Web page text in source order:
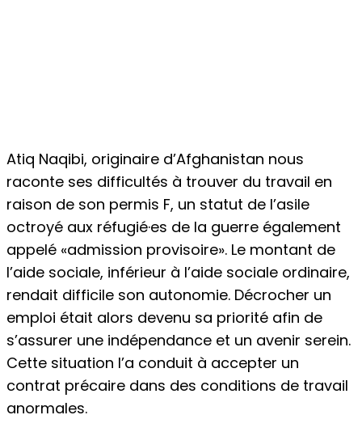
Atiq Naqibi, originaire d’Afghanistan nous
raconte ses difficultés à trouver du travail en
raison de son permis F, un statut de l’asile
octroyé aux réfugié·es de la guerre également
appelé «admission provisoire». Le montant de
l’aide sociale, inférieur à l’aide sociale ordinaire,
rendait difficile son autonomie. Décrocher un
emploi était alors devenu sa priorité afin de
s’assurer une indépendance et un avenir serein.
Cette situation l’a conduit à accepter un
contrat précaire dans des conditions de travail
anormales.